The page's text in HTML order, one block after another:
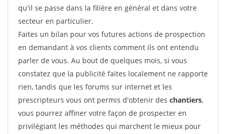
qu'il se passe dans la filière en général et dans votre
secteur en particulier.
Faites un bilan pour vos futures actions de prospection
en demandant à vos clients comment ils ont entendu
parler de vous. Au bout de quelques mois, si vous
constatez que la publicité faites localement ne rapporte
rien, tandis que les forums sur internet et les
prescripteurs vous ont permis d'obtenir des chantiers,
vous pourrez affiner votre façon de prospecter en
privilégiant les méthodes qui marchent le mieux pour